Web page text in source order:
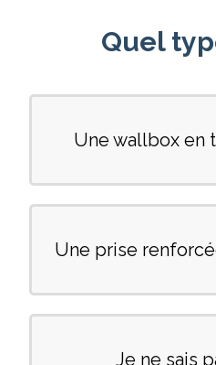
Quel
Une wallbox en
Une prise
Je ne sais